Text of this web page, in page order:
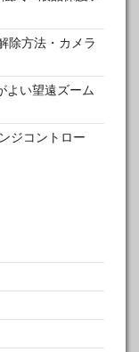
除方法・カメラ
よい望遠ズーム
ジコントロー